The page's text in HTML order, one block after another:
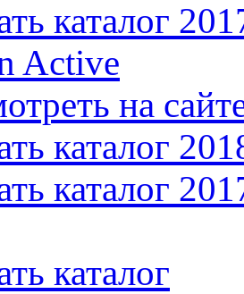
каталог
Active
на
каталог
каталог
каталог